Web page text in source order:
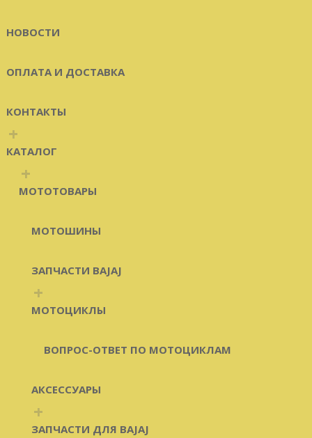
НОВОСТИ
ОПЛАТА И ДОСТАВКА
КОНТАКТЫ
+
КАТАЛОГ
+
МОТОТОВАРЫ
МОТОШИНЫ
ЗАПЧАСТИ BAJAJ
+
МОТОЦИКЛЫ
ВОПРОС-ОТВЕТ ПО МОТОЦИКЛАМ
АКСЕССУАРЫ
+
ЗАПЧАСТИ ДЛЯ BAJAJ